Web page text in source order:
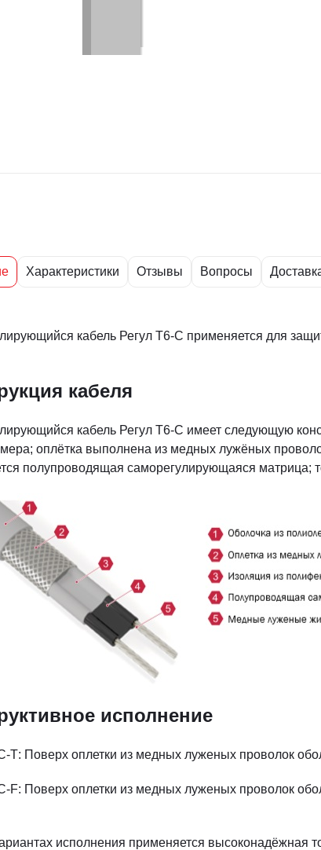
Характеристики Отзывы Вопросы
кабель Регул Т6-С применяется для
кабеля
кабель Регул Т6-С имеет следующую
оплётка выполнена из медных лужёных
полупроводящая саморегулирующаяся
исполнение
Т: Поверх оплетки из медных луженых проволок
F: Поверх оплетки из медных луженых проволок
исполнения применяется высоконадёжная